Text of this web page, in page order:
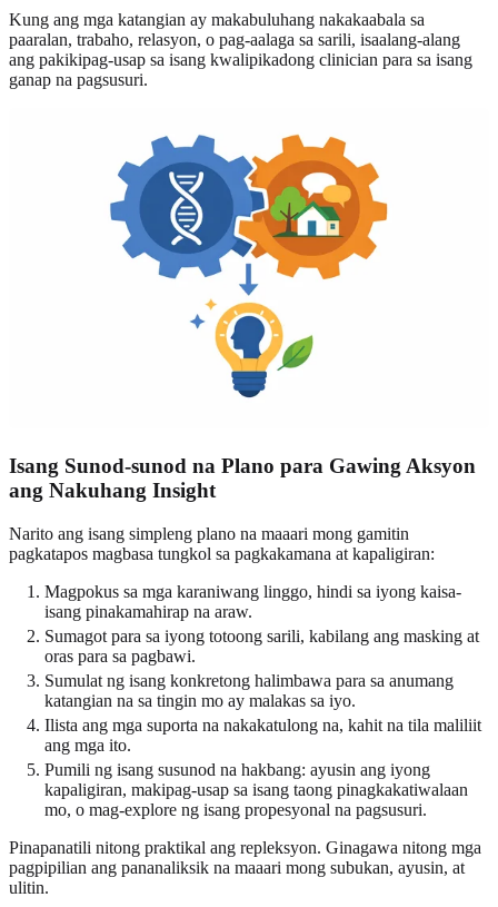
Kung ang mga katangian ay makabuluhang nakakaabala sa
paaralan, trabaho, relasyon, o pag-aalaga sa sarili, isaalang-alang
ang pakikipag-usap sa isang kwalipikadong clinician para sa isang
ganap na pagsusuri.
Isang Sunod-sunod na Plano para Gawing Aksyon
ang Nakuhang Insight
Narito ang isang simpleng plano na maaari mong gamitin
pagkatapos magbasa tungkol sa pagkakamana at kapaligiran:
Magpokus sa mga karaniwang linggo, hindi sa iyong kaisa-
isang pinakamahirap na araw.
Sumagot para sa iyong totoong sarili, kabilang ang masking at
oras para sa pagbawi.
Sumulat ng isang konkretong halimbawa para sa anumang
katangian na sa tingin mo ay malakas sa iyo.
Ilista ang mga suporta na nakakatulong na, kahit na tila maliliit
ang mga ito.
Pumili ng isang susunod na hakbang: ayusin ang iyong
kapaligiran, makipag-usap sa isang taong pinagkakatiwalaan
mo, o mag-explore ng isang propesyonal na pagsusuri.
Pinapanatili nitong praktikal ang repleksyon. Ginagawa nitong mga
pagpipilian ang pananaliksik na maaari mong subukan, ayusin, at
ulitin.